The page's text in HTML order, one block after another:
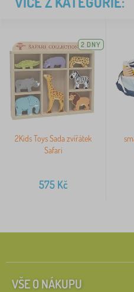
2 DNY
2Kids Toys Sada zvířátek
Safari
575Kč
VŠE O NÁKUPU